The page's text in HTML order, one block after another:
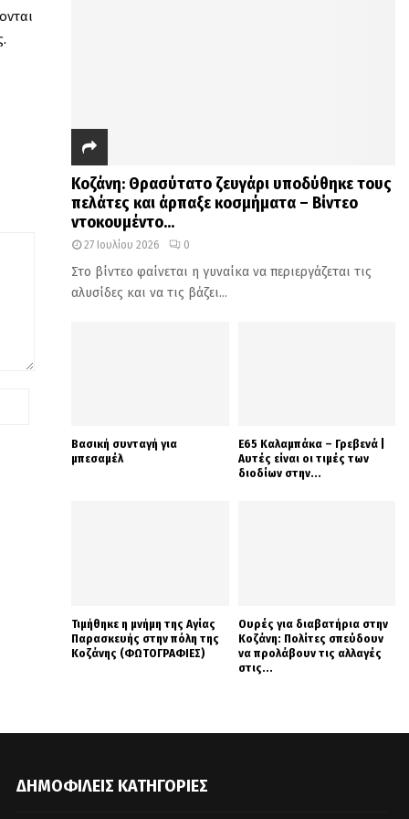
Κοζάνη: Θρασύτατο ζευγάρι υποδύθηκε τους
πελάτες και άρπαξε κοσμήματα – Βίντεο
ντοκουμέντο...
27 Ιουλίου 2026 0
Στο βίντεο φαίνεται η γυναίκα να περιεργάζεται τις
αλυσίδες και να τις βάζει...
Βασική συνταγή για
μπεσαμέλ
Ε65 Καλαμπάκα – Γρεβενά |
Αυτές είναι οι τιμές των
διοδίων στην...
Τιμήθηκε η μνήμη της Αγίας
Παρασκευής στην πόλη της
Κοζάνης (ΦΩΤΟΓΡΑΦΙΕΣ)
Ουρές για διαβατήρια στην
Κοζάνη: Πολίτες σπεύδουν
να προλάβουν τις αλλαγές
στις...
ΔΗΜΟΦΙΛΕΊΣ ΚΑΤΗΓΟΡΊΕΣ